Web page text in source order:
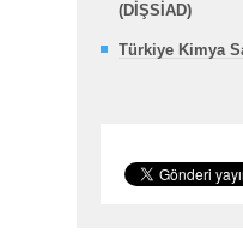
(DİŞSİAD)
Türkiye Kimya